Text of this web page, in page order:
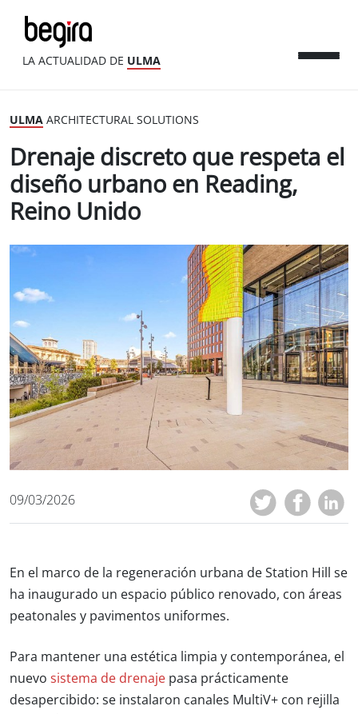
LA ACTUALIDAD DE ULMA
ULMA ARCHITECTURAL SOLUTIONS
Drenaje discreto que respeta el
diseño urbano en Reading,
Reino Unido
09/03/2026
En el marco de la regeneración urbana de Station Hill se
ha inaugurado un espacio público renovado, con áreas
peatonales y pavimentos uniformes.
Para mantener una estética limpia y contemporánea, el
nuevo sistema de drenaje pasa prácticamente
desapercibido: se instalaron canales MultiV+ con rejilla